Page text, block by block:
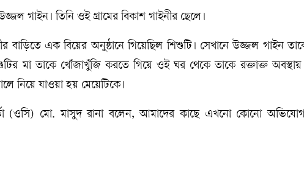
গাইন। তিনি ওই গ্রামের বিকাশ গাইনীর ছেলে।
বাড়িতে এক বিয়ের অনুষ্ঠানে গিয়েছিল শিশুটি। সেখানে উজ্জল গাইন
মা তাকে খোঁজাখুঁজি করতে গিয়ে ওই ঘর থেকে তাকে রক্তাক্ত
নিয়ে যাওয়া হয় মেয়েটিকে।
(ওসি) মো. মাসুদ রানা বলেন, আমাদের কাছে এখনো কোনো